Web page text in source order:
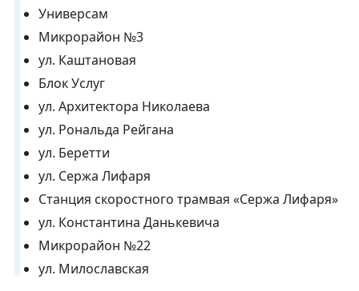
Универсам
Микрорайон №3
ул. Каштановая
Блок Услуг
ул. Архитектора Николаева
ул. Рональда Рейгана
ул. Беретти
ул. Сержа Лифаря
Станция скоростного трамвая «Сержа Лифаря»
ул. Константина Данькевича
Микрорайон №22
ул. Милославская